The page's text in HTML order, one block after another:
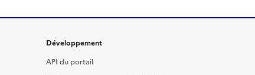
Développement
API du portail